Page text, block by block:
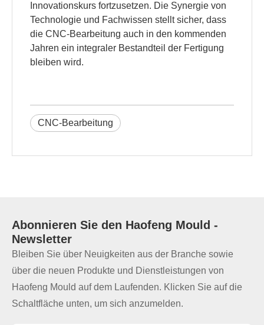
Innovationskurs fortzusetzen. Die Synergie von
Technologie und Fachwissen stellt sicher, dass
die CNC-Bearbeitung auch in den kommenden
Jahren ein integraler Bestandteil der Fertigung
bleiben wird.
CNC-Bearbeitung
Abonnieren Sie den Haofeng Mould -
Newsletter
Bleiben Sie über Neuigkeiten aus der Branche sowie
über die neuen Produkte und Dienstleistungen von
Haofeng Mould auf dem Laufenden. Klicken Sie auf die
Schaltfläche unten, um sich anzumelden.